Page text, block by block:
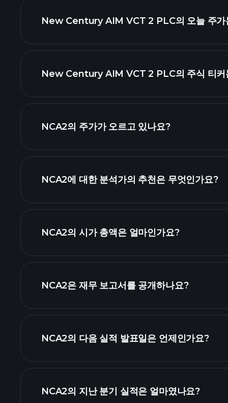
New Century AIM VCT 2 PLC의 오늘 주가
New Century AIM VCT 2 PLC의 주식 티커
NCA2의 주가가 오르고 있나요?
NCA2에 대한 분석가의 추천은 무엇인가요?
NCA2의 시가 총액은 얼마인가요?
NCA2은 재무 보고서를 공개하나요?
NCA2의 다음 실적 발표일은 언제인가요?
실적 캘린더
NCA2의 지난 분기 실적은 얼마였나요?